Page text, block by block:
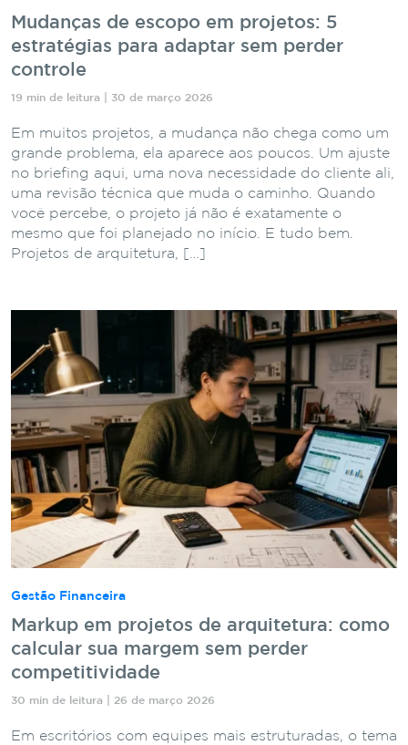
Mudanças de escopo em projetos: 5
estratégias para adaptar sem perder
controle
19 min de leitura | 30 de março 2026
Em muitos projetos, a mudança não chega como um
grande problema, ela aparece aos poucos. Um ajuste
no briefing aqui, uma nova necessidade do cliente ali,
uma revisão técnica que muda o caminho. Quando
você percebe, o projeto já não é exatamente o
mesmo que foi planejado no início. E tudo bem.
Projetos de arquitetura, […]
Gestão Financeira
Markup em projetos de arquitetura: como
calcular sua margem sem perder
competitividade
30 min de leitura | 26 de março 2026
Em escritórios com equipes mais estruturadas, o tema